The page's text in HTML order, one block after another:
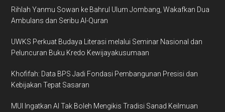
Rihlah Yanmu Sowan ke Bahrul Ulum Jombang, Wakafkan Dua
Ambulans dan Seribu Al-Quran
UWKS Perkuat Budaya Literasi melalui Seminar Nasional dan
Peluncuran Buku Kredo Kewijayakusumaan
Khofifah: Data BPS Jadi Fondasi Pembangunan Presisi dan
Kebijakan Tepat Sasaran
MUI Ingatkan AI Tak Boleh Mengikis Tradisi Sanad Keilmuan